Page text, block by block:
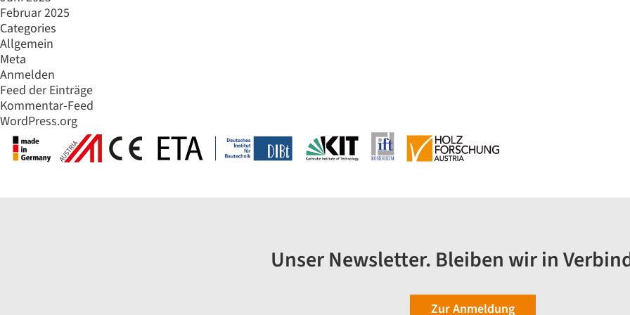
Februar 2025
Categories
Allgemein
Meta
Anmelden
Feed der Einträge
Kommentar-Feed
WordPress.org
Unser Newsletter. Bleiben wir in
Zur Anmeldung